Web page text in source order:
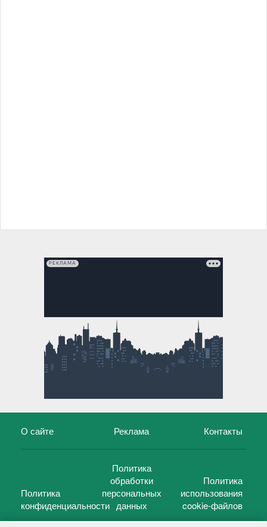
РЕКЛАМА
О сайте Реклама Контакты
Политика
конфиденциальности
Политика
обработки
персональных
данных
Политика
использования
cookie-файлов